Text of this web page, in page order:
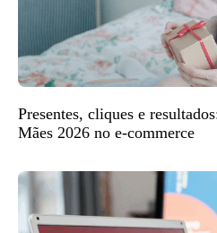
Presentes, cliques e
Mães 2026 no e-commerce